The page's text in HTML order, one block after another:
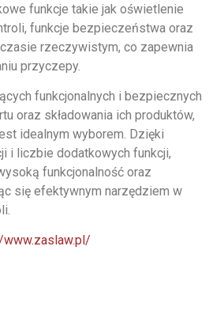
funkcje takie jak oświetlenie
funkcje bezpieczeństwa oraz
rzeczywistym, co zapewnia
przyczepy.
funkcjonalnych i bezpiecznych
oraz składowania ich produktów,
idealnym wyborem. Dzięki
i liczbie dodatkowych funkcji,
funkcjonalność oraz
się efektywnym narzędziem w
www.zaslaw.pl/